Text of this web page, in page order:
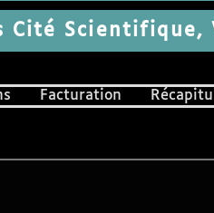
Scientifique,
Facturation